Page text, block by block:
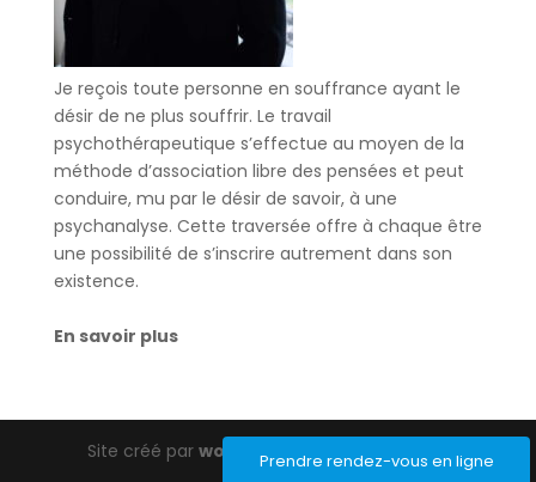
Prendre rendez-vous en ligne
Je reçois toute personne en souffrance ayant le
désir de ne plus souffrir. Le travail
psychothérapeutique s’effectue au moyen de la
méthode d’association libre des pensées et peut
conduire, mu par le désir de savoir, à une
psychanalyse. Cette traversée offre à chaque être
une possibilité de s’inscrire autrement dans son
existence.
En savoir plus
Site créé parwordpress-barcelona.com